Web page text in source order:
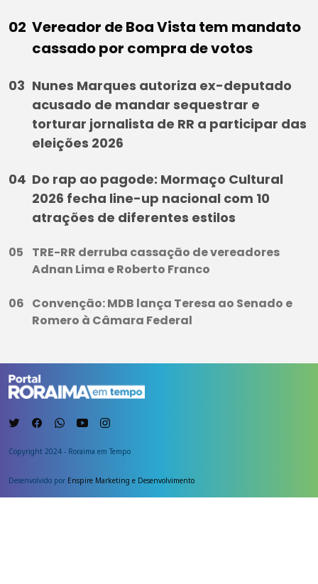
Vereador de Boa Vista tem mandato
cassado por compra de votos
Nunes Marques autoriza ex-deputado
acusado de mandar sequestrar e
torturar jornalista de RR a participar das
eleições 2026
Do rap ao pagode: Mormaço Cultural
2026 fecha line-up nacional com 10
atrações de diferentes estilos
TRE-RR derruba cassação de vereadores
Adnan Lima e Roberto Franco
Convenção: MDB lança Teresa ao Senado e
Romero à Câmara Federal
Copyright 2024 - Roraima em Tempo
Desenvolvido por Enspire Marketing e Desenvolvimento